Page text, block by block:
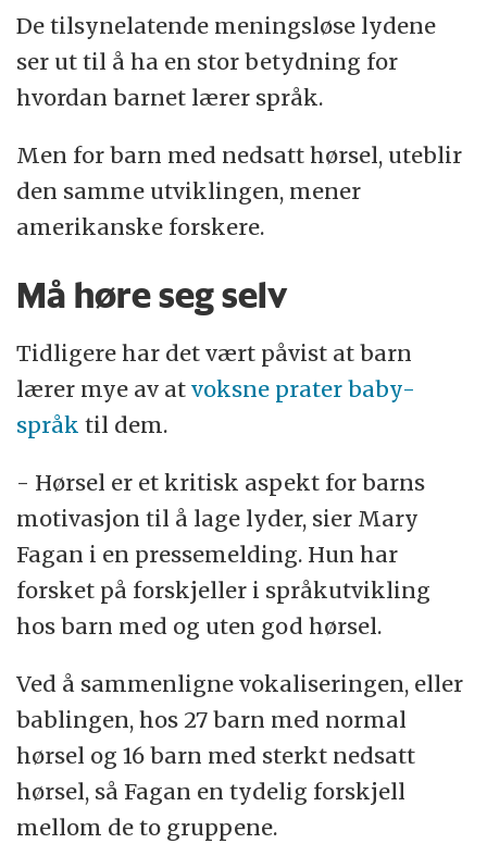
De tilsynelatende meningsløse lydene
ser ut til å ha en stor betydning for
hvordan barnet lærer språk.
Men for barn med nedsatt hørsel, uteblir
den samme utviklingen, mener
amerikanske forskere.
Må høre seg selv
Tidligere har det vært påvist at barn
lærer mye av atvoksne prater baby-
språk til dem.
- Hørsel er et kritisk aspekt for barns
motivasjon til å lage lyder, sier Mary
Fagan i en pressemelding. Hun har
forsket på forskjeller i språkutvikling
hos barn med og uten god hørsel.
Ved å sammenligne vokaliseringen, eller
bablingen, hos 27 barn med normal
hørsel og 16 barn med sterkt nedsatt
hørsel, så Fagan en tydelig forskjell
mellom de to gruppene.